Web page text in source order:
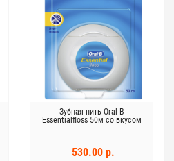
Зубная нить Oral-B
Essentialfloss 50м со вкусом
530.00 р.